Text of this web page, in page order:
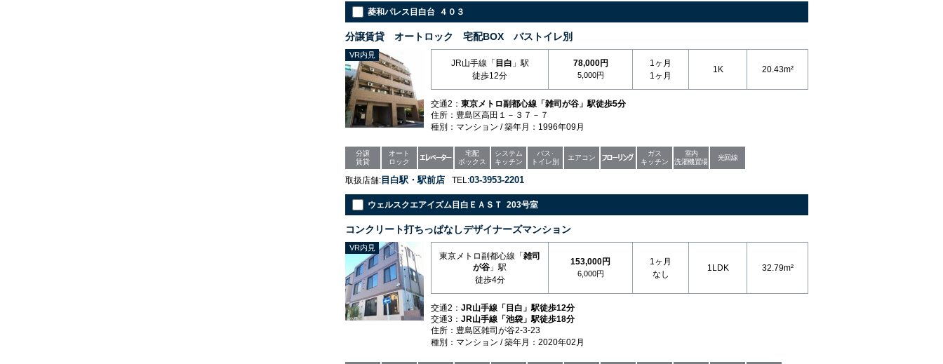
菱和パレス目白台 ４０３
分譲賃貸 オートロック 宅配BOX バストイレ別
VR内見
JR山手線「 目白 」駅
徒歩12分
78,000円
5,000円
1ヶ月
1ヶ月
1K 20.43m²
交通2： 東京メトロ副都心線「雑司が谷」駅徒歩5分
住所：豊島区高田１－３７－７
種別：マンション / 築年月：1996年09月
分譲
賃貸
オート
ロック
宅配
ボックス
システム
キッチン
バス･
トイレ別
エアコン
ガス
キッチン
室内
洗濯機置場
光回線
取扱店舗: 目白駅・駅前店 TEL:03-3953-2201
ウェルスクエアイズム目白ＥＡＳＴ 203号室
コンクリート打ちっぱなしデザイナーズマンション
VR内見
東京メトロ副都心線「 雑司
が谷 」駅
徒歩4分
153,000円
6,000円
1ヶ月
なし
1LDK 32.79m²
交通2： JR山手線「目白」駅徒歩12分
交通3： JR山手線「池袋」駅徒歩18分
住所：豊島区雑司が谷2-3-23
種別：マンション / 築年月：2020年02月